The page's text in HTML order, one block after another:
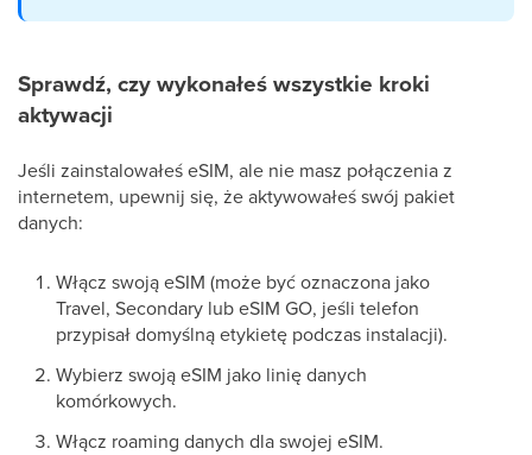
Sprawdź, czy wykonałeś wszystkie kroki
aktywacji
Jeśli zainstalowałeś eSIM, ale nie masz połączenia z
internetem, upewnij się, że aktywowałeś swój pakiet
danych:
Włącz swoją eSIM (może być oznaczona jako
Travel, Secondary lub eSIM GO, jeśli telefon
przypisał domyślną etykietę podczas instalacji).
Wybierz swoją eSIM jako linię danych
komórkowych.
Włącz roaming danych dla swojej eSIM.